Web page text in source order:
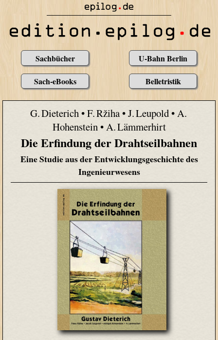
Sachbücher U-Bahn Berlin
Sach-eBooks Belletristik
G. Dieterich • F. Ržiha • J. Leupold • A.
Hohenstein • A. Lämmerhirt
Die Erfindung der Drahtseilbahnen
Eine Studie aus der Entwicklungsgeschichte des
Ingenieurwesens